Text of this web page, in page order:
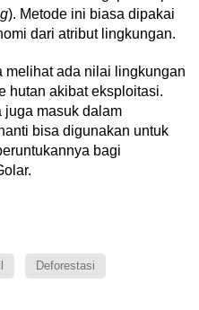
). Metode ini biasa dipakai
dari atribut lingkungan.
melihat ada nilai lingkungan
hutan akibat eksploitasi.
juga masuk dalam
bisa digunakan untuk
bagi
Deforestasi